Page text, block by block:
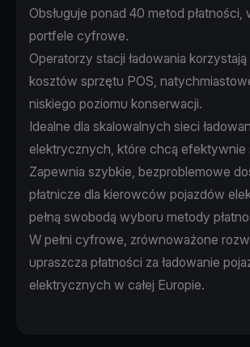
Obsługuje ponad 40 metod płatności,
portfele cyfrowe.
Operatorzy stacji ładowania
kosztów sprzętu POS,
niskiego poziomu konserwacji.
Idealne dla skalowalnych sieci
elektrycznych, które chcą efektywnie
Zapewnia szybkie, bezproblemowe
płatnicze dla kierowców pojazdów
pełną swobodą wyboru metody
W pełni cyfrowe, zrównoważone
upraszcza płatności za ładowanie
elektrycznych w całej Europie.